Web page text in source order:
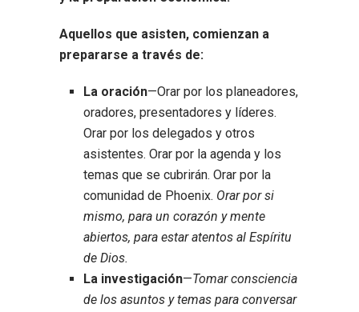
Aquellos que asisten, comienzan a
prepararse a través de:
La oración—Orar por los planeadores,
oradores, presentadores y líderes.
Orar por los delegados y otros
asistentes. Orar por la agenda y los
temas que se cubrirán. Orar por la
comunidad de Phoenix. Orar por si
mismo, para un corazón y mente
abiertos, para estar atentos al Espíritu
de Dios.
La investigación—Tomar consciencia
de los asuntos y temas para conversar